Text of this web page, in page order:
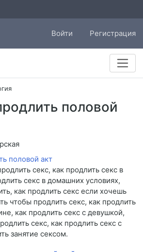
Войти Регистрация
половой
секс, как продлить секс в
секс в домашних условиях,
как продлить секс если хочешь
чтобы продлить секс, как продлить
как продлить секс с девушкой,
секс, как продлить секс с
занятие сексом.